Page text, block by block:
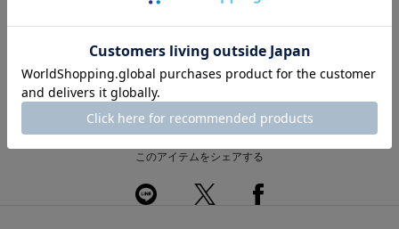
配送について
返品・交換について
このアイテムをシェアする